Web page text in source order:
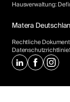
Hausverwaltung:
Matera
Rechtliche
Datenschutzrichtlinie